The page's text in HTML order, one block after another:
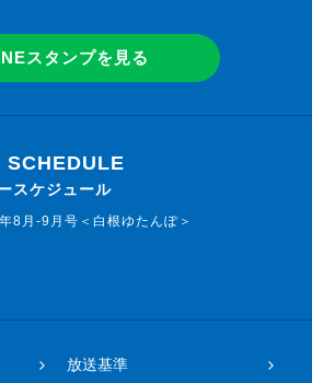
スタンプを見る
SCHEDULE
スケジュール
8月-9月号＜白根ゆたんぽ＞
放送基準